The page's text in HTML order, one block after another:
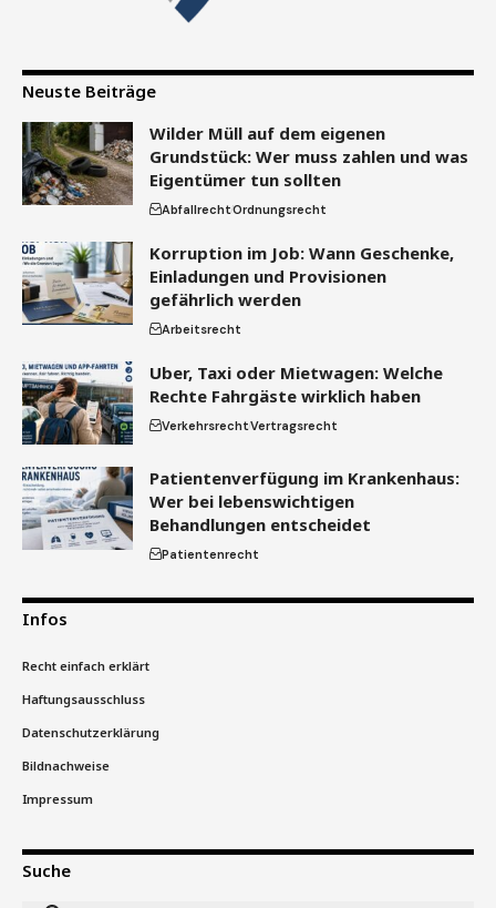
Neuste Beiträge
Wilder Müll auf dem eigenen
Grundstück: Wer muss zahlen und was
Eigentümer tun sollten
AbfallrechtOrdnungsrecht
Korruption im Job: Wann Geschenke,
Einladungen und Provisionen
gefährlich werden
Arbeitsrecht
Uber, Taxi oder Mietwagen: Welche
Rechte Fahrgäste wirklich haben
VerkehrsrechtVertragsrecht
Patientenverfügung im Krankenhaus:
Wer bei lebenswichtigen
Behandlungen entscheidet
Patientenrecht
Infos
Recht einfach erklärt
Haftungsausschluss
Datenschutzerklärung
Bildnachweise
Impressum
Suche